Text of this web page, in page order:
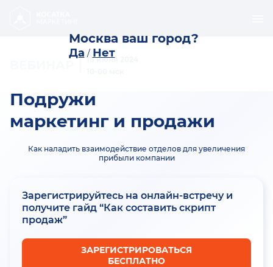
Москва ваш город?
Да / Нет
18 июня 2024
Подружи
маркетинг и продажи
Как наладить взаимодействие отделов для увеличения
прибыли компании
Зарегистрируйтесь на онлайн-встречу и
получите гайд “Как составить скрипт
продаж”
ЗАРЕГИСТРИРОВАТЬСЯ
БЕСПЛАТНО